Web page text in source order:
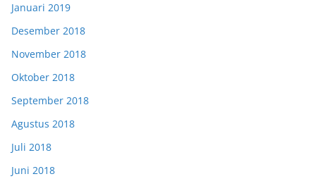
Januari 2019
Desember 2018
November 2018
Oktober 2018
September 2018
Agustus 2018
Juli 2018
Juni 2018